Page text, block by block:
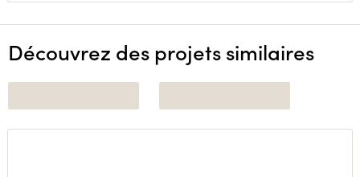
Découvrez des projets similaires